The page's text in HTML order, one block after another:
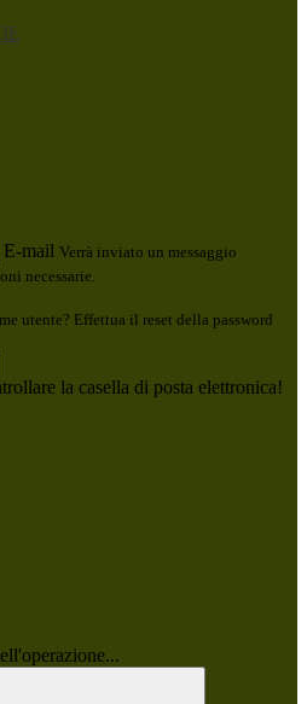
E-mail Verrà inviato un messaggio
necessarie.
utente? Effettua il reset della password
la casella di posta elettronica!